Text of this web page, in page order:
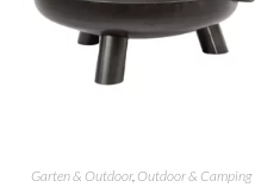
Garten & Outdoor, Outdoor & Camping